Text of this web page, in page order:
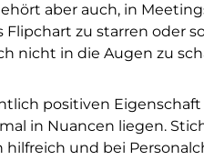
aber auch, in
zu starren oder
nicht in die Augen zu
positiven
in Nuancen liegen.
und bei